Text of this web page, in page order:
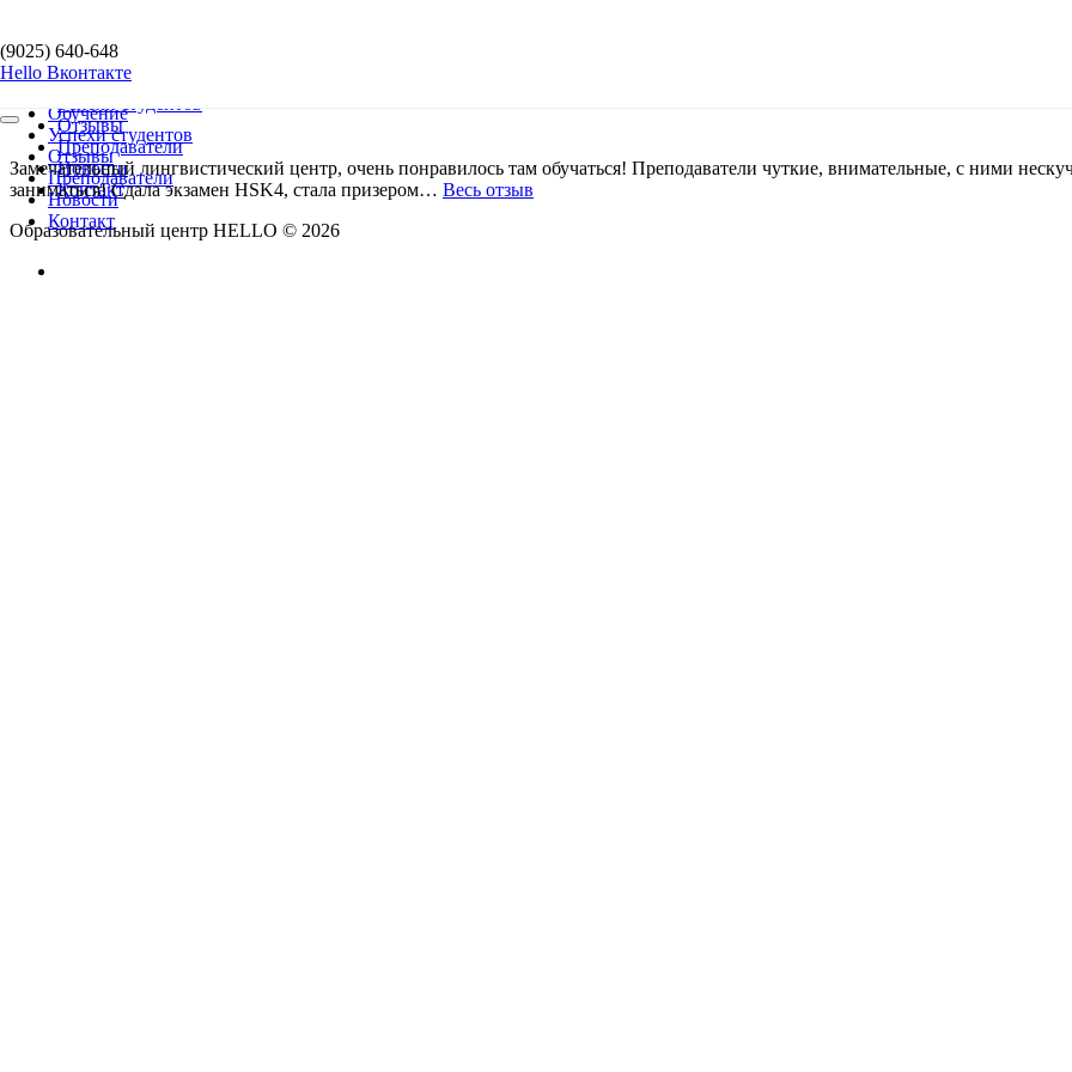
(9025) 640-648
Hello Вконтакте
Обучение
Успехи студентов
Отзывы
Преподаватели
Новости
Контакт
(9025) 640-648
Hello Вконтакте
Меню
навигации
Меню
навигацииОбучение
Отзывы
Преподаватели
Новости
Контакт
Замечательный лингвистический центр, очень понравилось там обучаться! Преподаватели чуткие, внимательные, с ними
заниматься! Сдала экзамен HSK4, стала призером… Весь отзыв
Образовательный центр HELLO © 2026